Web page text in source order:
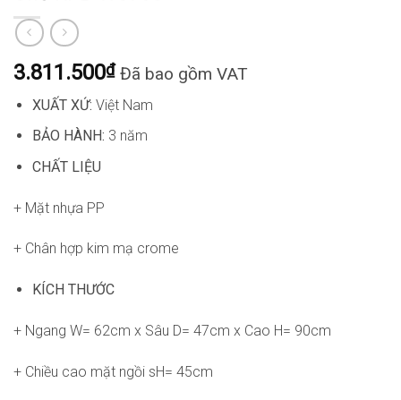
3.811.500₫ Đã bao gồm VAT
XUẤT XỨ: Việt Nam
BẢO HÀNH: 3 năm
CHẤT LIỆU
+ Mặt nhựa PP
+ Chân hợp kim mạ crome
KÍCH THƯỚC
+ Ngang W= 62cm x Sâu D= 47cm x Cao H= 90cm
+ Chiều cao mặt ngồi sH= 45cm